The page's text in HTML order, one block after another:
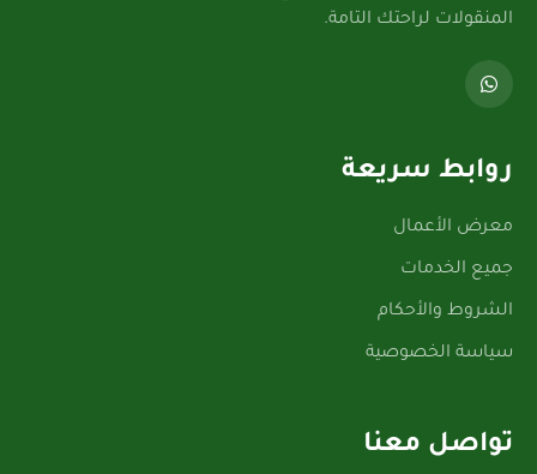
المنقولات لراحتك التامة.
روابط سريعة
معرض الأعمال
جميع الخدمات
الشروط والأحكام
سياسة الخصوصية
تواصل معنا